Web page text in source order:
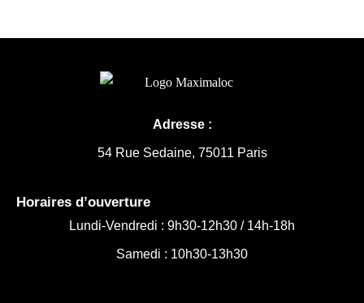
Adresse :
54 Rue Sedaine, 75011 Paris
Horaires d’ouverture
Lundi-Vendredi : 9h30-12h30 / 14h-18h
Samedi : 10h30-13h30